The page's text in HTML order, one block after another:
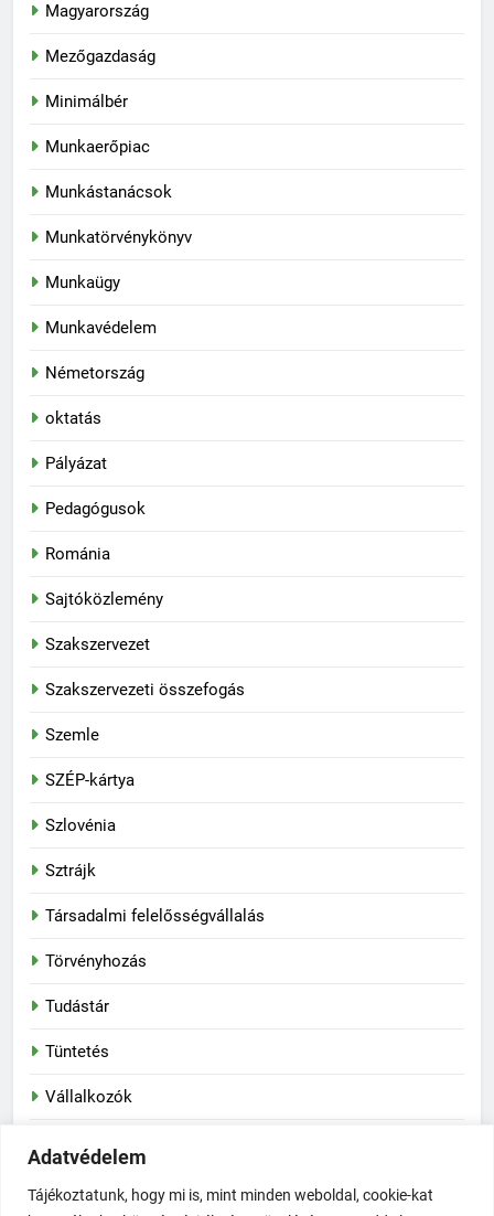
Adatvédelem
Tájékoztatunk, hogy mi is, mint minden weboldal, cookie-kat
Magyarország
Mezőgazdaság
Minimálbér
Munkaerőpiac
Munkástanácsok
Munkatörvénykönyv
Munkaügy
Munkavédelem
Németország
oktatás
Pályázat
Pedagógusok
Románia
Sajtóközlemény
Szakszervezet
Szakszervezeti összefogás
Szemle
SZÉP-kártya
Szlovénia
Sztrájk
Társadalmi felelősségvállalás
Törvényhozás
Tudástár
Tüntetés
Vállalkozók
Vegyipar